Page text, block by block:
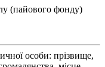
(пайового фонду)
особи: прізвище,